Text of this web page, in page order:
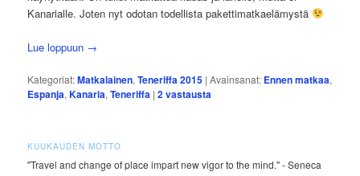
Kanarialle. Joten nyt odotan todellista pakettimatkaelämystä
Lue loppuun →
Kategoriat:Matkalainen,Teneriffa 2015 |Avainsanat: Ennen matkaa,
Espanja,Kanaria,Teneriffa |2vastausta
KUUKAUDEN MOTTO
"Travel and change of place impart new vigor to the mind." - Seneca